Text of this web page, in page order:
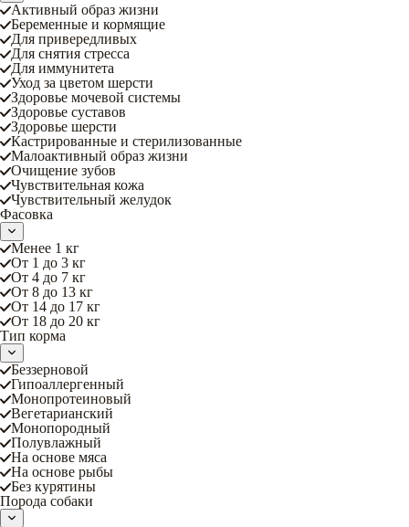
Активный образ жизни
Беременные и кормящие
Для привередливых
Для снятия стресса
Для иммунитета
Уход за цветом шерсти
Здоровье мочевой системы
Здоровье суставов
Здоровье шерсти
Кастрированные и стерилизованные
Малоактивный образ жизни
Очищение зубов
Чувствительная кожа
Чувствительный желудок
Фасовка
Менее 1 кг
От 1 до 3 кг
От 4 до 7 кг
От 8 до 13 кг
От 14 до 17 кг
От 18 до 20 кг
Тип корма
Беззерновой
Гипоаллергенный
Монопротеиновый
Вегетарианский
Монопородный
Полувлажный
На основе мяса
На основе рыбы
Без курятины
Порода собаки